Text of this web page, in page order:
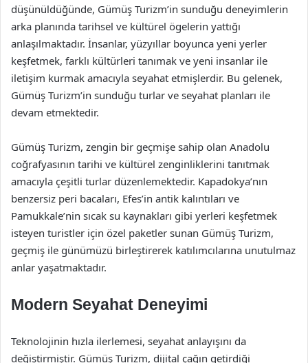
düşünüldüğünde, Gümüş Turizm’in sunduğu deneyimlerin
arka planında tarihsel ve kültürel ögelerin yattığı
anlaşılmaktadır. İnsanlar, yüzyıllar boyunca yeni yerler
keşfetmek, farklı kültürleri tanımak ve yeni insanlar ile
iletişim kurmak amacıyla seyahat etmişlerdir. Bu gelenek,
Gümüş Turizm’in sunduğu turlar ve seyahat planları ile
devam etmektedir.
Gümüş Turizm, zengin bir geçmişe sahip olan Anadolu
coğrafyasının tarihi ve kültürel zenginliklerini tanıtmak
amacıyla çeşitli turlar düzenlemektedir. Kapadokya’nın
benzersiz peri bacaları, Efes’in antik kalıntıları ve
Pamukkale’nin sıcak su kaynakları gibi yerleri keşfetmek
isteyen turistler için özel paketler sunan Gümüş Turizm,
geçmiş ile günümüzü birleştirerek katılımcılarına unutulmaz
anlar yaşatmaktadır.
Modern Seyahat Deneyimi
Teknolojinin hızla ilerlemesi, seyahat anlayışını da
değiştirmiştir. Gümüş Turizm, dijital çağın getirdiği